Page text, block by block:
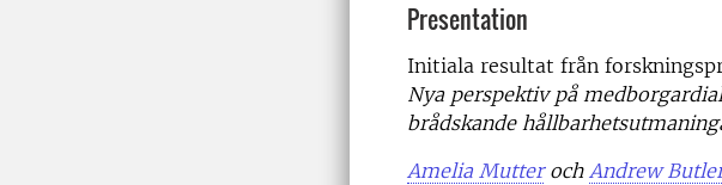
Presentation
Initiala resultat från
Nya perspektiv på
brådskande
Amelia Mutteroch Andrew